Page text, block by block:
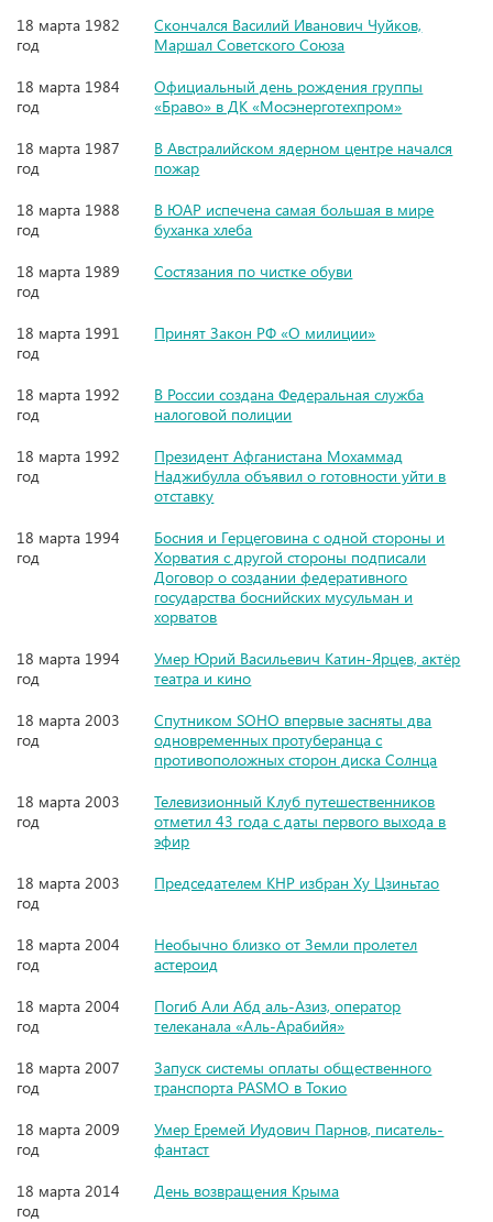
18 марта 1982
год
Скончался Василий Иванович Чуйков,
Маршал Советского Союза
18 марта 1984
год
Официальный день рождения группы
«Браво» в ДК «Мосэнерготехпром»
18 марта 1987
год
В Австралийском ядерном центре начался
пожар
18 марта 1988
год
В ЮАР испечена самая большая в мире
буханка хлеба
18 марта 1989
год
Состязания по чистке обуви
18 марта 1991
год
Принят Закон РФ «О милиции»
18 марта 1992
год
В России создана Федеральная служба
налоговой полиции
18 марта 1992
год
Президент Афганистана Мохаммад
Наджибулла объявил о готовности уйти в
отставку
18 марта 1994
год
Босния и Герцеговина с одной стороны и
Хорватия с другой стороны подписали
Договор о создании федеративного
государства боснийских мусульман и
хорватов
18 марта 1994
год
Умер Юрий Васильевич Катин-Ярцев, актёр
театра и кино
18 марта 2003
год
Спутником SOHO впервые засняты два
одновременных протуберанца с
противоположных сторон диска Солнца
18 марта 2003
год
Телевизионный Клуб путешественников
отметил 43 года с даты первого выхода в
эфир
18 марта 2003
год
Председателем КНР избран Ху Цзиньтао
18 марта 2004
год
Необычно близко от Земли пролетел
астероид
18 марта 2004
год
Погиб Али Абд аль-Азиз, оператор
телеканала «Аль-Арабийя»
18 марта 2007
год
Запуск системы оплаты общественного
транспорта PASMO в Токио
18 марта 2009
год
Умер Еремей Иудович Парнов, писатель-
фантаст
18 марта 2014
год
День возвращения Крыма